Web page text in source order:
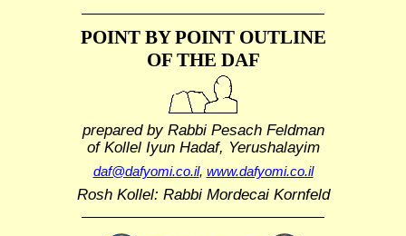
POINT BY POINT OUTLINE
OF THE DAF
prepared by Rabbi Pesach Feldman
of Kollel Iyun Hadaf, Yerushalayim
daf@dafyomi.co.il, www.dafyomi.co.il
Rosh Kollel: Rabbi Mordecai Kornfeld